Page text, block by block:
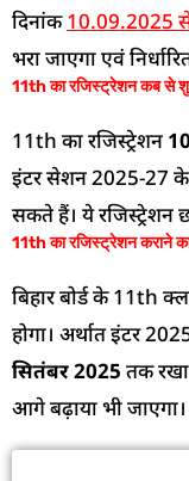
दिनांक10.09.2025
भरा जाएगा एवं
11th का रजिस्ट्रेशन कब से
11th का रजिस्ट्रेशन
इंटर सेशन 2025-27 के
सकते हैं। ये रजिस्ट्रेशन
11th का रजिस्ट्रेशन कराने
बिहार बोर्ड के 11th
होगा। अर्थात इंटर
सितंबर 2025 तक रखा
आगे बढ़ाया भी